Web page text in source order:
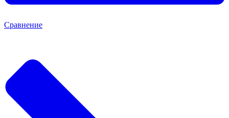
Сравнение